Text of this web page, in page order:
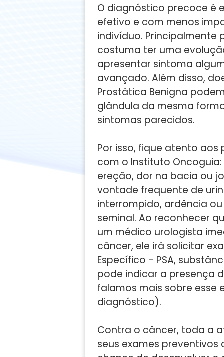
O diagnóstico precoce é
efetivo e com menos
indivíduo.
costuma ter uma
apresentar sintoma
avançado. Além disso,
Prostática Benigna
glândula da mesma
sintomas parecidos.
Por isso, fique atento
com o Instituto
ereção, dor na bacia ou
vontade frequente de
interrompido, ardência
seminal. Ao reconhecer
um médico urologista
câncer, ele irá solicitar
Específico - PSA,
pode indicar a presença
falamos mais sobre esse
diagnóstico).
Contra o câncer, toda a
seus exames